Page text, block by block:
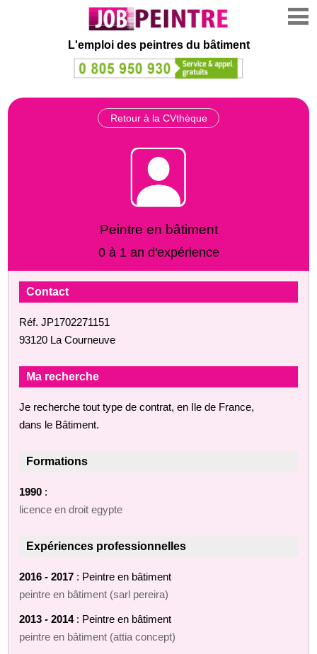
L'emploi des peintres du bâtiment
Retour à la CVthèque
Peintre en bâtiment
0 à 1 an d'expérience
Contact
Réf. JP1702271151
93120 La Courneuve
Ma recherche
Je recherche tout type de contrat, en Ile de France,
dans le Bâtiment.
Formations
1990 :
licence en droit egypte
Expériences professionnelles
2016 - 2017 : Peintre en bâtiment
peintre en bâtiment (sarl pereira)
2013 - 2014: Peintre en bâtiment
peintre en bâtiment (attia concept)